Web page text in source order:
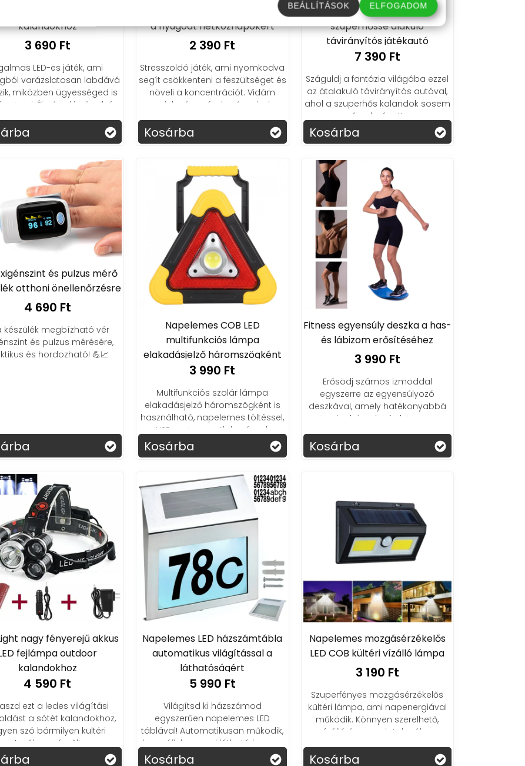
kalandokhoz
3 690 Ft
LED-es játék, ami
varázslatosan labdává
miközben ügyességed is
teszi. Élmény kicsiknek és
nagyoknak!
Stresszoldó szilikon gorilla játék
a nyugodt hétköznapokért
2 390 Ft
Stresszoldó játék, ami nyomkodva
segít csökkenteni a feszültséget és
növeli a koncentrációt. Vidám
megjelenés, szórakozás minden
korosztálynak!
Kosárba
Police Transformers
szuperhőssé alakuló
távirányítós játékautó
7 390 Ft
Száguldj a fantázia világába ezzel
az átalakuló távirányítós autóval,
ahol a szuperhős kalandok sosem
érnek véget!
Kosárba
és pulzus mérő
otthoni önellenőrzésre
4 690 Ft
készülék megbízható vér
és pulzus mérésére,
és hordozható! 💪📈
Napelemes COB LED
multifunkciós lámpa
elakadásjelző háromszögként
3 990 Ft
Multifunkciós szolár lámpa
elakadásjelző háromszögként is
használható, napelemes töltéssel,
USB portos csatlakozással.
Kosárba
Fitness egyensúly deszka a has-
és lábizom erősítéséhez
3 990 Ft
Erősödj számos izmoddal
egyszerre az egyensúlyozó
deszkával, amely hatékonyabbá
teszi edzésedet és könnyen
Kosárba
nagy fényerejű akkus
fejlámpa outdoor
kalandokhoz
4 590 Ft
ezt a ledes világítási
a sötét kalandokhoz,
szó bármilyen kültéri
tevékenységről!
Napelemes LED házszámtábla
automatikus világítással a
láthatóságért
5 990 Ft
Világítsd ki házszámod
egyszerűen napelemes LED
táblával! Automatikusan működik,
hogy éjjel-nappal látható legyen.
Kosárba
Napelemes mozgásérzékelős
LED COB kültéri vízálló lámpa
3 190 Ft
Szuperfényes mozgásérzékelős
kültéri lámpa, ami napenergiával
működik. Könnyen szerelhető,
vízálló és energiatakarékos.
Kosárba
BEÁLLÍTÁSOK ELFOGADOM